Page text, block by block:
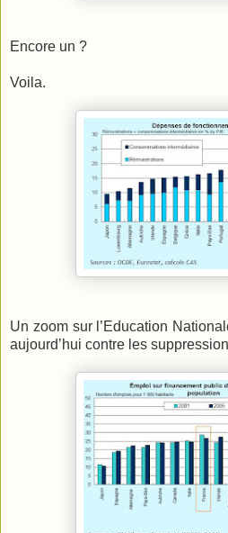
Encore un ?
Voila.
Un zoom sur l’Education
aujourd’hui contre les